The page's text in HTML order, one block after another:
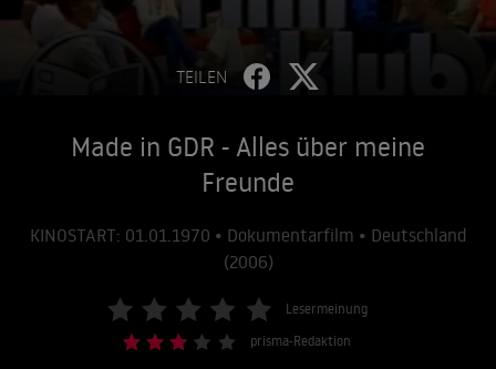
TEILEN
Made in GDR - Alles über meine
Freunde
KINOSTART: 01.01.1970 • Dokumentarfilm • Deutschland
(2006)
Lesermeinung
prisma-Redaktion